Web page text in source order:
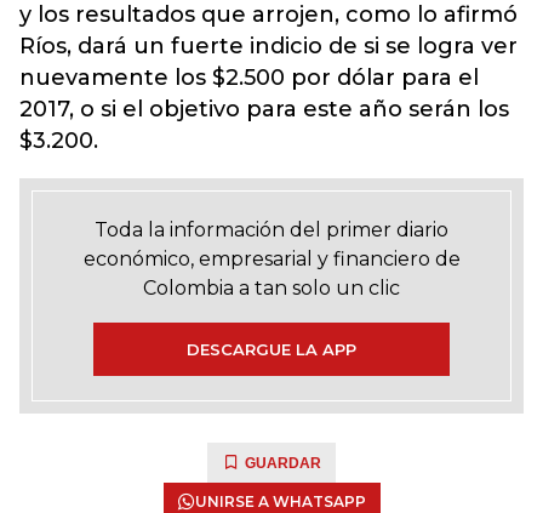
y los resultados que arrojen, como lo afirmó
Ríos, dará un fuerte indicio de si se logra ver
nuevamente los $2.500 por dólar para el
2017, o si el objetivo para este año serán los
$3.200.
Toda la información del primer diario
económico, empresarial y financiero de
Colombia a tan solo un clic
DESCARGUE LA APP
GUARDAR
UNIRSE A WHATSAPP